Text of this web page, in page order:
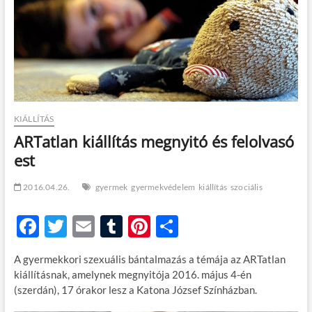
o
n
KIÁLLÍTÁS
ARTatlan kiállítás megnyitó és felolvasó
est
2016.04.26. gyermek gyermekvédelem kiállítás szociális
F
ac
e
b
T
w
itt
er
E
ail
T
u
m
bl
Pi
nt
er
es
O
ss
za
m
A gyermekkori szexuális bántalmazás a témája az ARTatlan
kiállításnak, amelynek megnyitója 2016. május 4-én
(szerdán), 17 órakor lesz a Katona József Színházban.